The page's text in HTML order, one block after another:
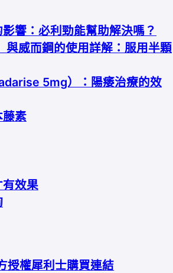
響：必利勁能幫助解決嗎？
與威而鋼的使用詳解：服用半顆
5mg）：陽痿治療的效
藤素
有效果
授權犀利士購買連結